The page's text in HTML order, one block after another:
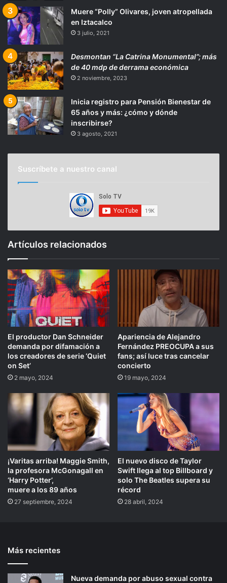
Muere “Polly” Olivares, joven atropellada
en Iztacalco
3 julio, 2021
Desmontan “La Catrina Monumental”; más
de 40 mdp de derrama económica
2 noviembre, 2023
Inicia registro para Pensión Bienestar de
65 años y más: ¿cómo y dónde
inscribirse?
3 agosto, 2021
Suscríbete a nuestro canal
Artículos relacionados
El productor Dan Schneider
demanda por difamación a
los creadores de serie ‘Quiet
on Set’
2 mayo, 2024
Apariencia de Alejandro
Fernández PREOCUPA a sus
fans; así luce tras cancelar
concierto
19 mayo, 2024
¡Varitas arriba! Maggie Smith,
la profesora McGonagall en
‘Harry Potter’,
muere a los 89 años
27 septiembre, 2024
El nuevo disco de Taylor
Swift llega al top Billboard y
solo The Beatles supera su
récord
28 abril, 2024
Más recientes
Nueva demanda por abuso sexual contra